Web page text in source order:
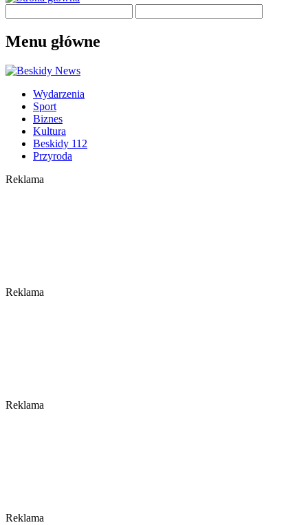
Menu główne
Wydarzenia
Sport
Biznes
Kultura
Beskidy 112
Przyroda
Reklama
Reklama
Reklama
Reklama